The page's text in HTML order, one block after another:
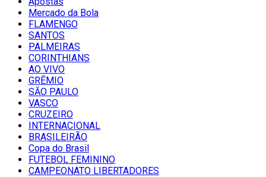
Mercado da Bola
FLAMENGO
SANTOS
PALMEIRAS
CORINTHIANS
AO VIVO
GRÊMIO
SĀO PAULO
VASCO
CRUZEIRO
INTERNACIONAL
BRASILEIRÃO
Copa do Brasil
FUTEBOL FEMININO
CAMPEONATO LIBERTADORES